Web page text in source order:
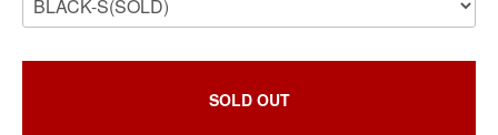
SOLD OUT